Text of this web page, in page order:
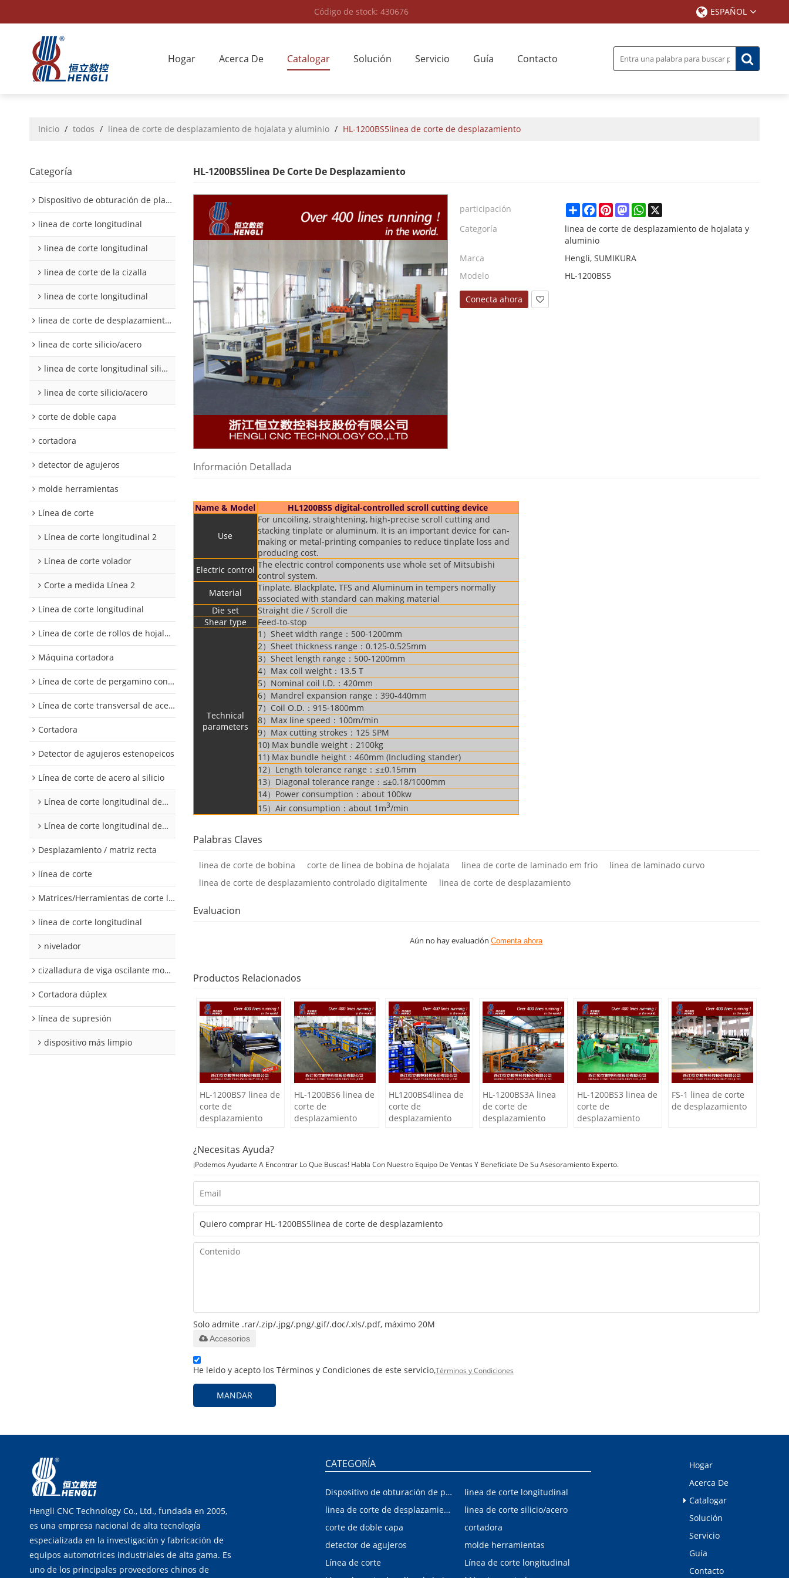
Código de stock: 430676 ESPAÑOL
Hogar Acerca De Catalogar Solución Servicio Guía Contacto
Inicio / todos / linea de corte de desplazamiento de hojalata y aluminio / HL-1200BS5linea de corte de desplazamiento
Categoría
Dispositivo de obturación de placa interior/exterior de automóvil
linea de corte longitudinal
linea de corte longitudinal
linea de corte de la cizalla
linea de corte longitudinal
linea de corte de desplazamiento de hojalata y aluminio
linea de corte silicio/acero
linea de corte longitudinal silicio acero
linea de corte silicio/acero
corte de doble capa
cortadora
detector de agujeros
molde herramientas
Línea de corte
Línea de corte longitudinal 2
Línea de corte volador
Corte a medida Línea 2
Línea de corte longitudinal
Línea de corte de rollos de hojalata y aluminio
Máquina cortadora
Línea de corte de pergamino con control digital
Línea de corte transversal de acero al silicio
Cortadora
Detector de agujeros estenopeicos
Línea de corte de acero al silicio
Línea de corte longitudinal de acero al silicio
Línea de corte longitudinal de acero al silicio
Desplazamiento / matriz recta
línea de corte
Matrices/Herramientas de corte longitudinal
línea de corte longitudinal
nivelador
cizalladura de viga oscilante modular
Cortadora dúplex
línea de supresión
dispositivo más limpio
HL-1200BS5linea De Corte De Desplazamiento
participación ShareFacebook
PinterestMastodonWhatsApp
X
Categoría
linea de corte de desplazamiento de hojalata y
aluminio
Marca
Hengli, SUMIKURA
Modelo
HL-1200BS5
Conecta ahora
Información Detallada
Name & Model HL1200BS5 digital-controlled scroll cutting device
Use
For uncoiling, straightening, high-precise scroll cutting and
stacking tinplate or aluminum. It is an important device for can-
making or metal-printing companies to reduce tinplate loss and
producing cost.
Electric control The electric control components use whole set of Mitsubishi
control system.
Material
Tinplate, Blackplate, TFS and Aluminum in tempers normally
associated with standard can making material
Die set
Straight die / Scroll die
Shear type
Feed-to-stop
Technical
parameters
1）Sheet width range：500-1200mm
2）Sheet thickness range：0.125-0.525mm
3）Sheet length range：500-1200mm
4）Max coil weight：13.5 T
5）Nominal coil I.D.：420mm
6）Mandrel expansion range：390-440mm
7）Coil O.D.：915-1800mm
8）Max line speed：100m/min
9）Max cutting strokes：125 SPM
10) Max bundle weight：2100kg
11) Max bundle height：460mm (Including stander)
12）Length tolerance range：≤±0.15mm
13）Diagonal tolerance range：≤±0.18/1000mm
14）Power consumption：about 100kw
15）Air consumption：about 1m3/min
Palabras Claves
linea de corte de bobina corte de linea de bobina de hojalata linea de corte de laminado em frio
linea de laminado curvo
linea de corte de desplazamiento controlado digitalmente
linea de corte de desplazamiento
Evaluacion
Aún no hay evaluaciónComenta ahora
Productos Relacionados
HL-1200BS7 linea de
corte de
desplazamiento
HL-1200BS6 linea de
corte de
desplazamiento
HL1200BS4linea de
corte de
desplazamiento
HL-1200BS3A linea
de corte de
desplazamiento
HL-1200BS3 linea de
corte de
desplazamiento
FS-1 linea de corte
de desplazamiento
¿Necesitas Ayuda?
¡Podemos Ayudarte A Encontrar Lo Que Buscas! Habla Con Nuestro Equipo De Ventas Y Benefíciate De Su Asesoramiento Experto.
Solo admite .rar/.zip/.jpg/.png/.gif/.doc/.xls/.pdf, máximo 20M
Accesorios
He leido y acepto los Términos y Condiciones de este servicio,Términos y Condiciones
MANDAR
Hengli CNC Technology Co., Ltd., fundada en 2005,
es una empresa nacional de alta tecnología
especializada en la investigación y fabricación de
equipos automotrices industriales de alta gama. Es
uno de los principales proveedores chinos de
CATEGORÍA
Dispositivo de obturación de placa interior/exterior de automóvil
linea de corte longitudinal
linea de corte de desplazamiento de hojalata y aluminio
linea de corte silicio/acero
corte de doble capa
cortadora
detector de agujeros
molde herramientas
Línea de corte
Línea de corte longitudinal
Hogar
Acerca De
Catalogar
Solución
Servicio
Guía
Contacto